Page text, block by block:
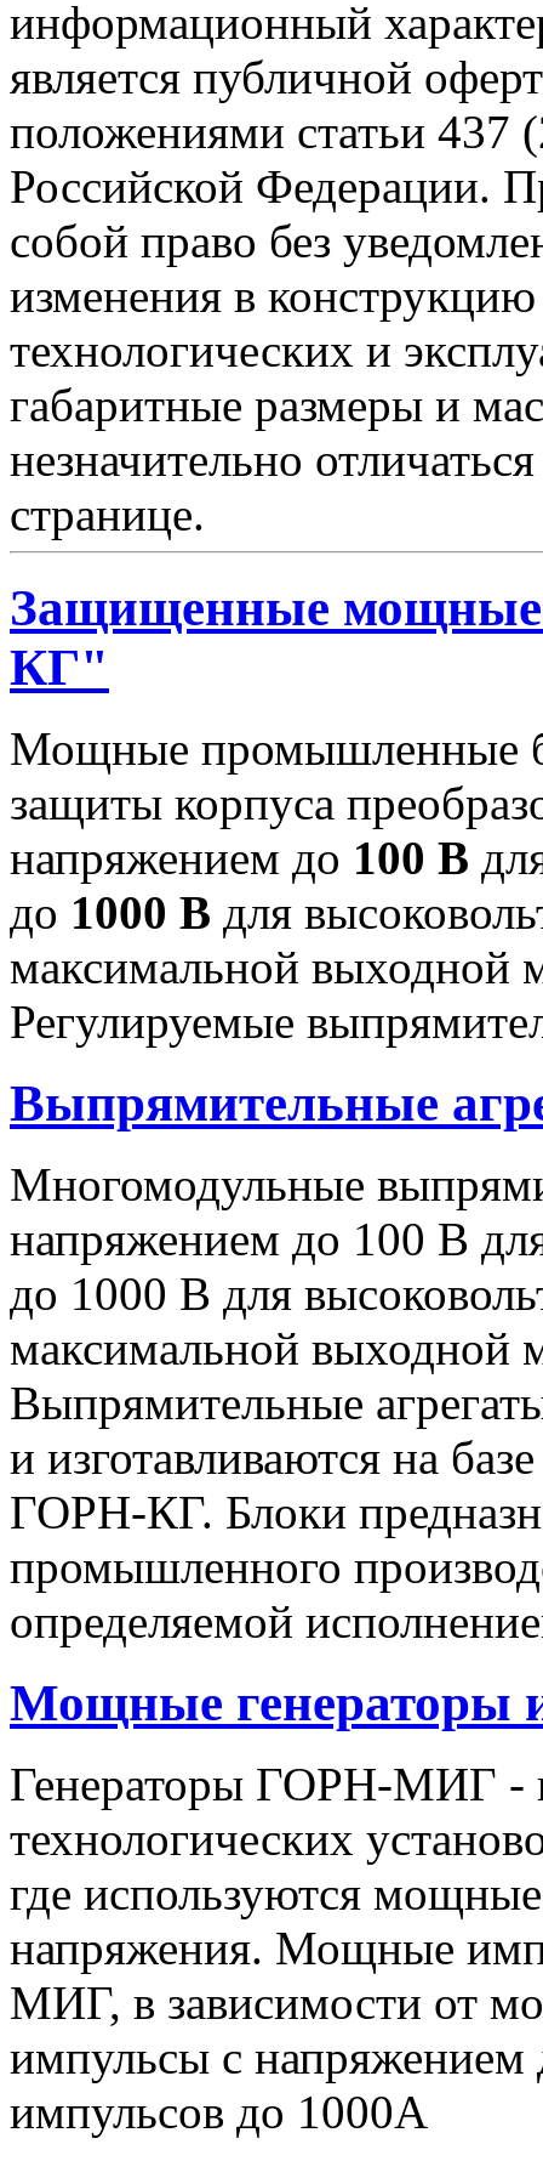
информационный
является публичной
положениями статьи 437
Российской Федерации.
собой право без
изменения в
технологических и
габаритные размеры и
незначительно
странице.
Защищенные
КГ"
Мощные промышленные
защиты корпуса
напряжением до 100 В
до 1000 В для
максимальной
Регулируемые
Выпрямительные
Многомодульные
напряжением до 100 В
до 1000 В для
максимальной
Выпрямительные
и изготавливаются на
ГОРН-КГ. Блоки
промышленного
определяемой
Мощные
Генераторы ГОРН-МИГ -
технологических
где используются
напряжения. Мощные
МИГ, в зависимости от
импульсы c
импульсов до 1000А